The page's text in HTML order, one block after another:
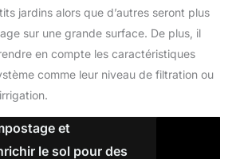
jardins alors que d’autres seront plus
sur une grande surface. De plus, il
en compte les caractéristiques
comme leur niveau de filtration ou
et
le sol pour des